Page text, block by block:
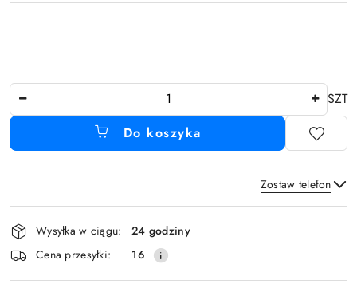
SZT
Do koszyka
Zostaw telefon
Wyślij
Dostępność
i
dostawa
Wysyłka w ciągu:
24 godziny
Cena przesyłki:
16